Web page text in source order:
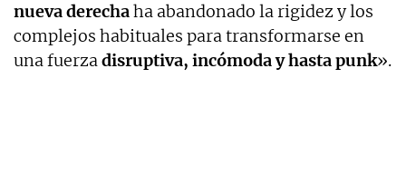
nueva derechaha abandonado la rigidez y los
complejos habituales para transformarse en
una fuerzadisruptiva, incómoda y hasta punk».